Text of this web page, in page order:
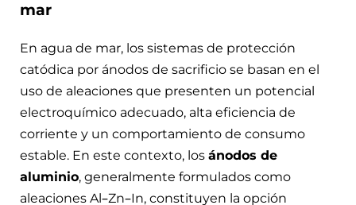
mar
En agua de mar, los sistemas de protección
catódica por ánodos de sacrificio se basan en el
uso de aleaciones que presenten un potencial
electroquímico adecuado, alta eficiencia de
corriente y un comportamiento de consumo
estable. En este contexto, los ánodos de
aluminio, generalmente formulados como
aleaciones Al–Zn–In, constituyen la opción